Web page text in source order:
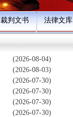
裁判文书 法律文库
(2026-08-04)
(2026-08-03)
(2026-07-30)
(2026-07-30)
(2026-07-30)
(2026-07-30)